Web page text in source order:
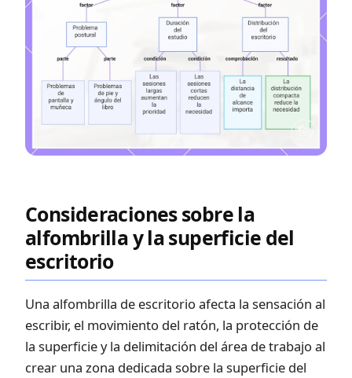
Consideraciones sobre la
alfombrilla y la superficie del
escritorio
Una alfombrilla de escritorio afecta la sensación al
escribir, el movimiento del ratón, la protección de
la superficie y la delimitación del área de trabajo al
crear una zona dedicada sobre la superficie del